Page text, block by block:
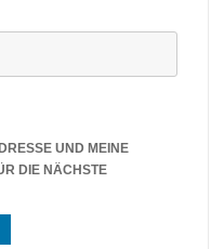
UND MEINE
DIE NÄCHSTE